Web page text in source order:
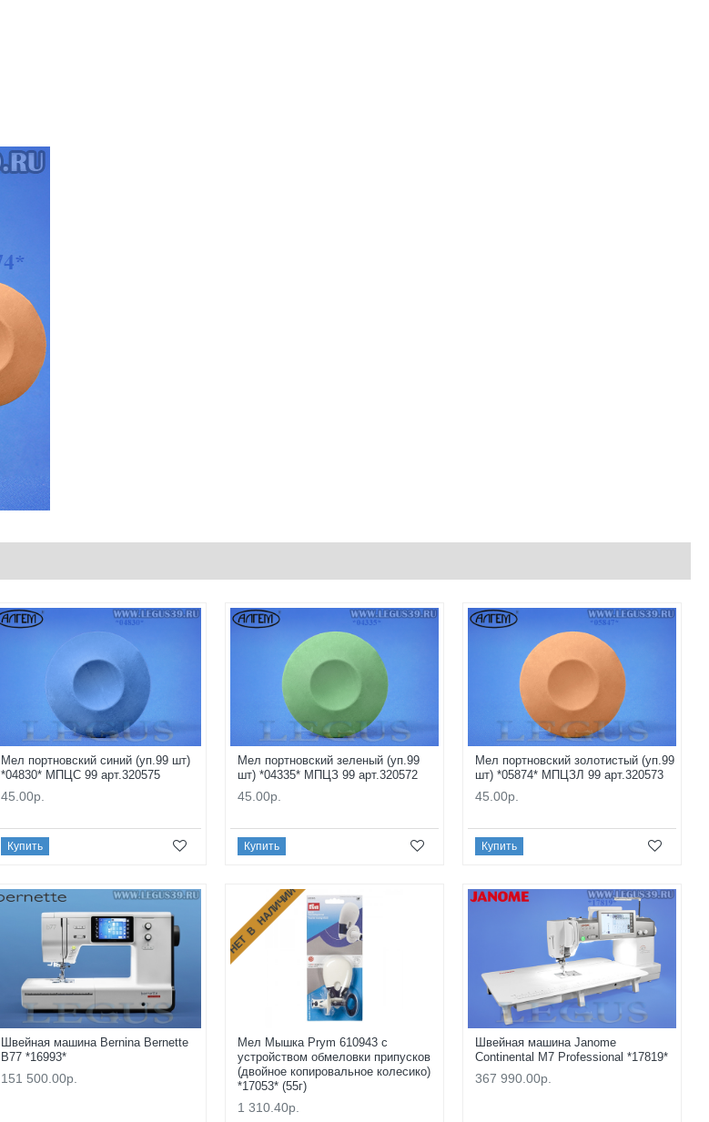
Мел портновский синий (уп.99 шт)
*04830* МПЦС 99 арт.320575
45.00р.
Купить
Мел портновский зеленый (уп.99
шт) *04335* МПЦЗ 99 арт.320572
45.00р.
Купить
Мел портновский золотистый (уп.99
шт) *05874* МПЦЗЛ 99 арт.320573
45.00р.
Купить
Швейная машина Bernina Bernette
B77 *16993*
151 500.00р.
НЕТ В НАЛИЧИИ
Мел Мышка Prym 610943 с
устройством обмеловки припусков
(двойное копировальное колесико)
*17053* (55г)
1 310.40р.
Швейная машина Janome
Continental M7 Professional *17819*
367 990.00р.